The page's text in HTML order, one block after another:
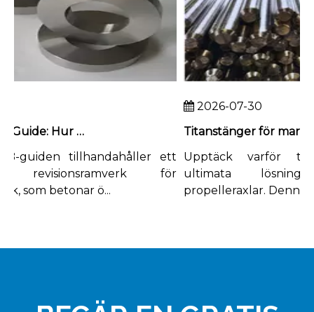
B2B Sourcing Guide: Hur man granskar ett titansmidebruk
guiden tillhandahåller ett
revisionsramverk för
som betonar ö...
2026-07-30
Upptäck varför
ultimata
propelleraxlar. Denna